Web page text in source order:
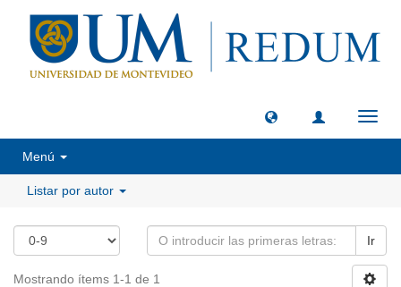
Menú
Listar por autor
Ir
Mostrando ítems 1-1 de 1